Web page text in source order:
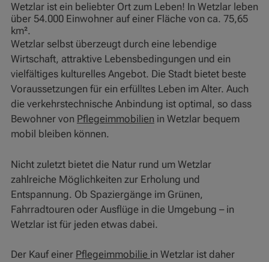
Wetzlar ist ein beliebter Ort zum Leben! In Wetzlar leben
über 54.000 Einwohner auf einer Fläche von ca. 75,65
km².
Wetzlar selbst überzeugt durch eine lebendige
Wirtschaft, attraktive Lebensbedingungen und ein
vielfältiges kulturelles Angebot. Die Stadt bietet beste
Voraussetzungen für ein erfülltes Leben im Alter. Auch
die verkehrstechnische Anbindung ist optimal, so dass
Bewohner von Pflegeimmobilien in Wetzlar bequem
mobil bleiben können.
Nicht zuletzt bietet die Natur rund um Wetzlar
zahlreiche Möglichkeiten zur Erholung und
Entspannung. Ob Spaziergänge im Grünen,
Fahrradtouren oder Ausflüge in die Umgebung – in
Wetzlar ist für jeden etwas dabei.
Der Kauf einer Pflegeimmobilie in Wetzlar ist daher